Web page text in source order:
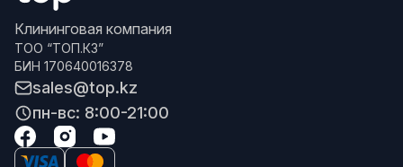
Клининговая компания
ТОО “ТОП.КЗ”
БИН 170640016378
sales@top.kz
пн-вс: 8:00-21:00